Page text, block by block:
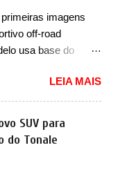
o SUV possui um
reclinar e nele
por indução
Dévote, Praça
Para ir a
apresentou uma
com o combinado
e circulares. O
ainda continua
que, em relação
da Jaguar), o
imagens
off-road
usa base do
primeiras imagens
que vai
Trata-se do
que terá uma
outros
tiveram, como o
LEIA MAIS
SUV para
do Tonale